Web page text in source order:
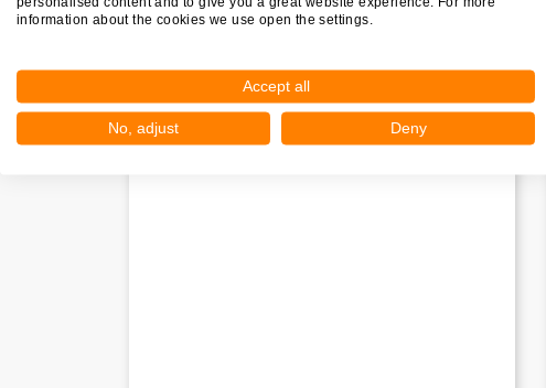
Nog geen statistieken beschikbaar.
information about the cookies we use open the settings.
Accept all
No, adjust Deny